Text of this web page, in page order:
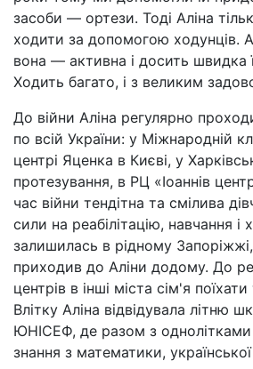
засоби — ортези. Тоді Аліна
ходити за допомогою ходунців.
вона — активна і досить швидка
Ходить багато, і з великим
До війни Аліна регулярно
по всій України: у Міжнародній
центрі Яценка в Києві, у
протезування, в РЦ «Іоаннів
час війни тендітна та смілива
сили на реабілітацію, навчання і
залишилась в рідному Запоріжжі,
приходив до Аліни додому. До
центрів в інші міста сім'я
Влітку Аліна відвідувала літню
ЮНІСЕФ, де разом з
знання з математики, української